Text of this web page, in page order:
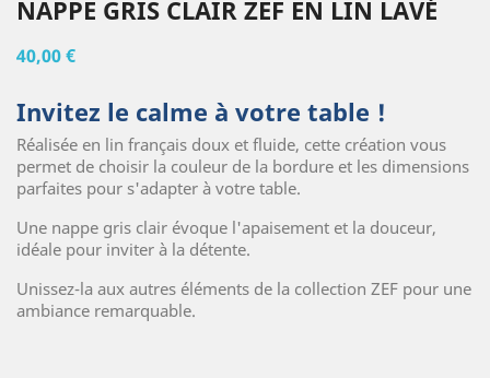
NAPPE GRIS CLAIR ZEF EN LIN LAVÉ
40,00 €
Invitez le calme à votre table !
Réalisée en lin français doux et fluide, cette création vous
permet de choisir la couleur de la bordure et les dimensions
parfaites pour s'adapter à votre table.
Une nappe gris clair évoque l'apaisement et la douceur,
idéale pour inviter à la détente.
Unissez-la aux autres éléments de la collection ZEF pour une
ambiance remarquable.